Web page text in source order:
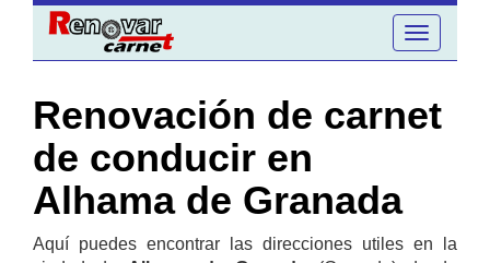
Toggle
navigation
Renovación de carnet
de conducir en
Alhama de Granada
Aquí puedes encontrar las direcciones utiles en la